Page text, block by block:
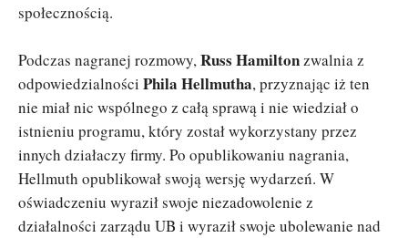
społecznością.
Podczas nagranej rozmowy,Russ Hamiltonzwalnia z
odpowiedzialności Phila Hellmutha, przyznając iż ten
nie miał nic wspólnego z całą sprawą i nie wiedział o
istnieniu programu, który został wykorzystany przez
innych działaczy firmy. Po opublikowaniu nagrania,
Hellmuth opublikował swoją wersję wydarzeń. W
oświadczeniu wyraził swoje niezadowolenie z
działalności zarządu UB i wyraził swoje ubolewanie nad